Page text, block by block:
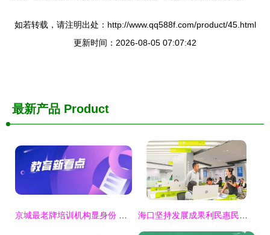
如若转载，请注明出处：http://www.qq588f.com/product/45.html
更新时间：2026-08-05 07:07:42
最新产品 Product